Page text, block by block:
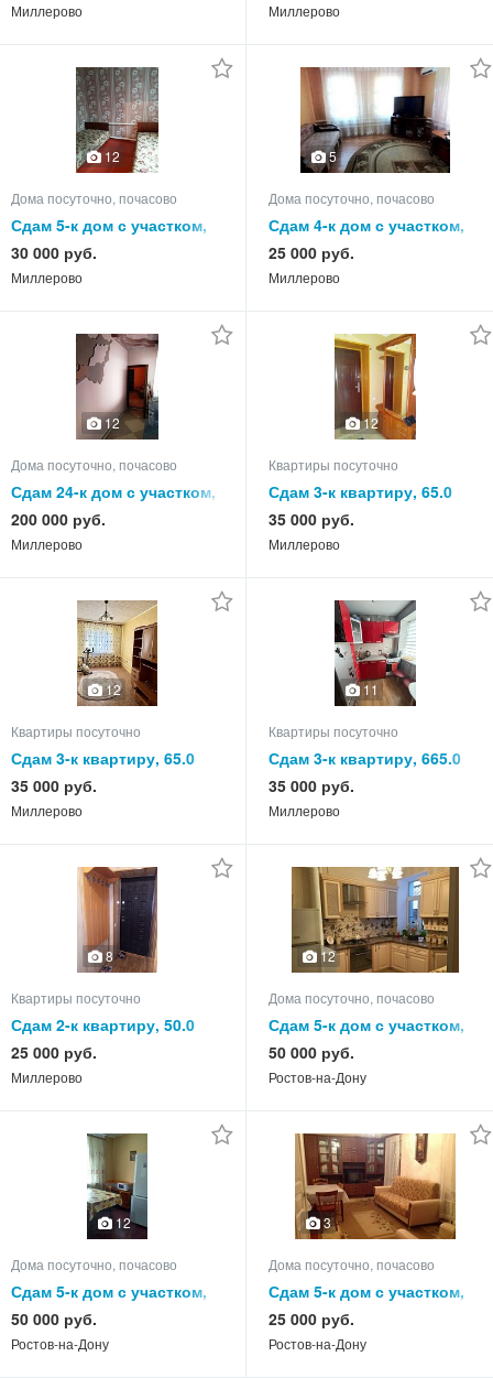
Миллерово Миллерово
12
Дома посуточно, почасово
Сдам 5-к дом с участком,
75.0 кв.м, этажей 1
30 000 руб.
Миллерово
5
Дома посуточно, почасово
Сдам 4-к дом с участком,
75.0 кв.м, этажей 1
25 000 руб.
Миллерово
12
Дома посуточно, почасово
Сдам 24-к дом с участком,
550.0 кв.м, этажей 3
200 000 руб.
Миллерово
12
Квартиры посуточно
Сдам 3-к квартиру, 65.0
кв.м, этаж 4 из 5
35 000 руб.
Миллерово
12
Квартиры посуточно
Сдам 3-к квартиру, 65.0
кв.м, этаж 3 из 3
35 000 руб.
Миллерово
11
Квартиры посуточно
Сдам 3-к квартиру, 665.0
кв.м, этаж 5 из 5
35 000 руб.
Миллерово
8
Квартиры посуточно
Сдам 2-к квартиру, 50.0
кв.м, этаж 5 из 5
25 000 руб.
Миллерово
12
Дома посуточно, почасово
Сдам 5-к дом с участком,
90.0 кв.м, этажей 1
50 000 руб.
Ростов-на-Дону
12
Дома посуточно, почасово
Сдам 5-к дом с участком,
140.0 кв.м, этажей 2
50 000 руб.
Ростов-на-Дону
3
Дома посуточно, почасово
Сдам 5-к дом с участком,
85.0 кв.м, этажей 1
25 000 руб.
Ростов-на-Дону